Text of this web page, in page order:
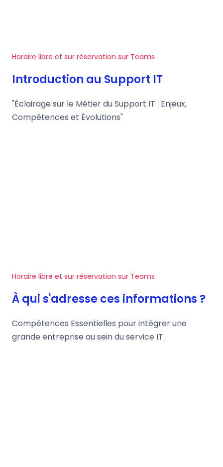
Horaire libre et sur réservation sur Teams
Introduction au Support IT
"Éclairage sur le Métier du Support IT : Enjeux,
Compétences et Évolutions"
Horaire libre et sur réservation sur Teams
À qui s'adresse ces informations ?
Compétences Essentielles pour intégrer une
grande entreprise au sein du service IT.